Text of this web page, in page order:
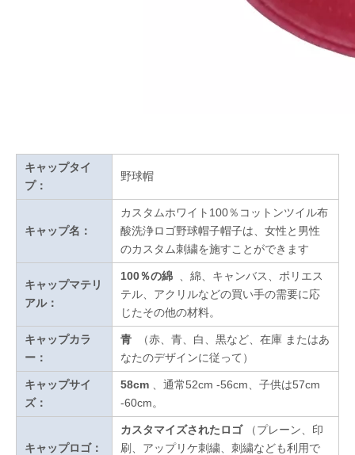
キャップタイ
プ：
野球帽
キャップ名：
カスタムホワイト100％コットンツイル布
酸洗浄ロゴ野球帽子帽子は、女性と男性
のカスタム刺繍を施すことができます
キャップマテリ
アル：
100％の綿
、綿、キャンバス、ポリエス
テル、アクリルなどの買い手の需要に応
じたその他の材料。
キャップカラ
ー：
青 （赤、青、白、黒など、在庫 またはあ
なたのデザインに従って ）
キャップサイ
ズ：
58cm
、通常52cm -56cm、子供は57cm
-60cm。
キャップロゴ：
カスタマイズされたロゴ
（プレーン、印
刷、アップリケ刺繍、刺繍なども利用で